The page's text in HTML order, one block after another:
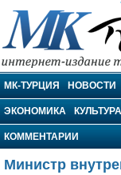
МК-Турция
МК-ТУРЦИЯ НОВОСТИ
ЭКОНОМИКА КУЛЬТУРА
КОММЕНТАРИИ
Министр